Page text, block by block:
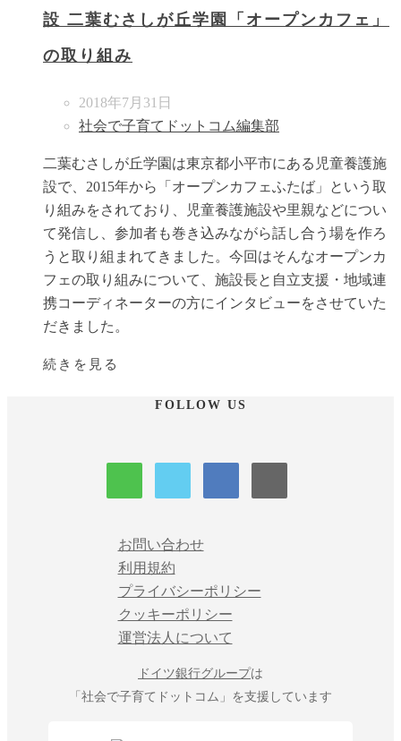
設 二葉むさしが丘学園「オープンカフェ」
の取り組み
2018年7月31日
社会で子育てドットコム編集部
二葉むさしが丘学園は東京都小平市にある児童養護施
設で、2015年から「オープンカフェふたば」という取
り組みをされており、児童養護施設や里親などについ
て発信し、参加者も巻き込みながら話し合う場を作ろ
うと取り組まれてきました。今回はそんなオープンカ
フェの取り組みについて、施設長と自立支援・地域連
携コーディネーターの方にインタビューをさせていた
だきました。
続きを見る
FOLLOW US
お問い合わせ
利用規約
プライバシーポリシー
クッキーポリシー
運営法人について
ドイツ銀行グループは
「社会で子育てドットコム」を支援しています